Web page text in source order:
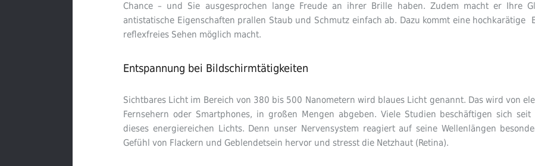
Chance – und Sie ausgesprochen lange Freude an ihrer Brille haben. Zudem macht er Ihre
antistatische Eigenschaften prallen Staub und Schmutz einfach ab. Dazu kommt eine hochkarätige
reflexfreies Sehen möglich macht.
Entspannung bei Bildschirmtätigkeiten
Sichtbares Licht im Bereich von 380 bis 500 Nanometern wird blaues Licht genannt. Das wird von
Fernsehern oder Smartphones, in großen Mengen abgeben. Viele Studien beschäftigen sich
dieses energiereichen Lichts. Denn unser Nervensystem reagiert auf seine Wellenlängen
Gefühl von Flackern und Geblendetsein hervor und stresst die Netzhaut (Retina).